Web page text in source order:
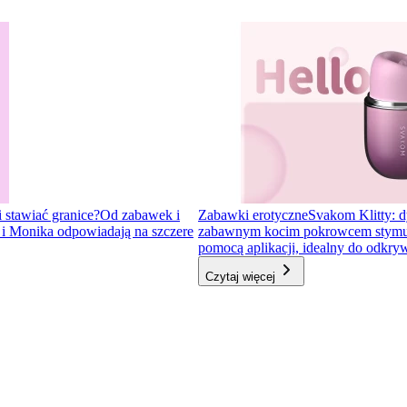
granice?Od zabawek i
Monika odpowiadają na szczere
Zabawki erotyczneSvakom Klitty:
zabawnym kocim pokrowcem
pomocą aplikacji, idealny do
Czytaj więcej